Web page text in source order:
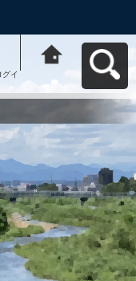
イ
動応援ｻｲﾄ はち
コミねっとへ戻